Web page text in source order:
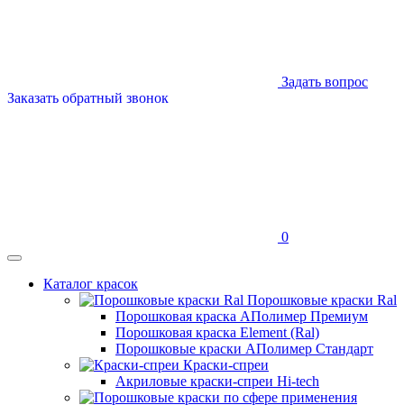
Задать вопрос
Заказать обратный звонок
0
Каталог красок
Порошковые краски Ral
Порошковая краска АПолимер Премиум
Порошковая краска Element (Ral)
Порошковые краски АПолимер Стандарт
Краски-спреи
Акриловые краски-спреи Hi-tech